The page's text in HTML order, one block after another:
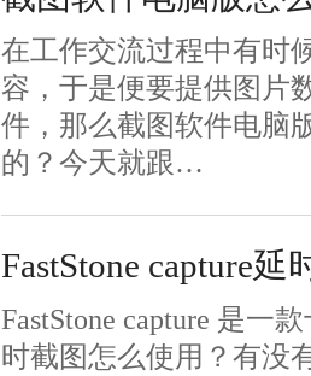
在工作交流过程中有时
容，于是便要提供图片
件，那么截图软件电脑
的？今天就跟…
FastStone capture
FastStone capture 是一
时截图怎么使用？有没